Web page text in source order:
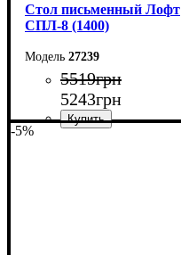
Стол письменный Лофт
СПЛ-8 (1400)
27239
5519грн
5243грн
-5%